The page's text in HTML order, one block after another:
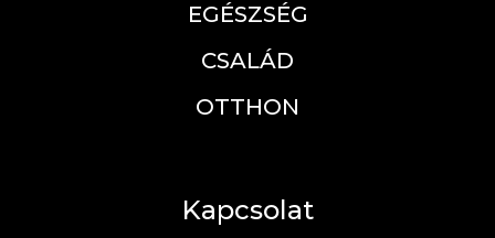
EGÉSZSÉG
CSALÁD
OTTHON
Kapcsolat